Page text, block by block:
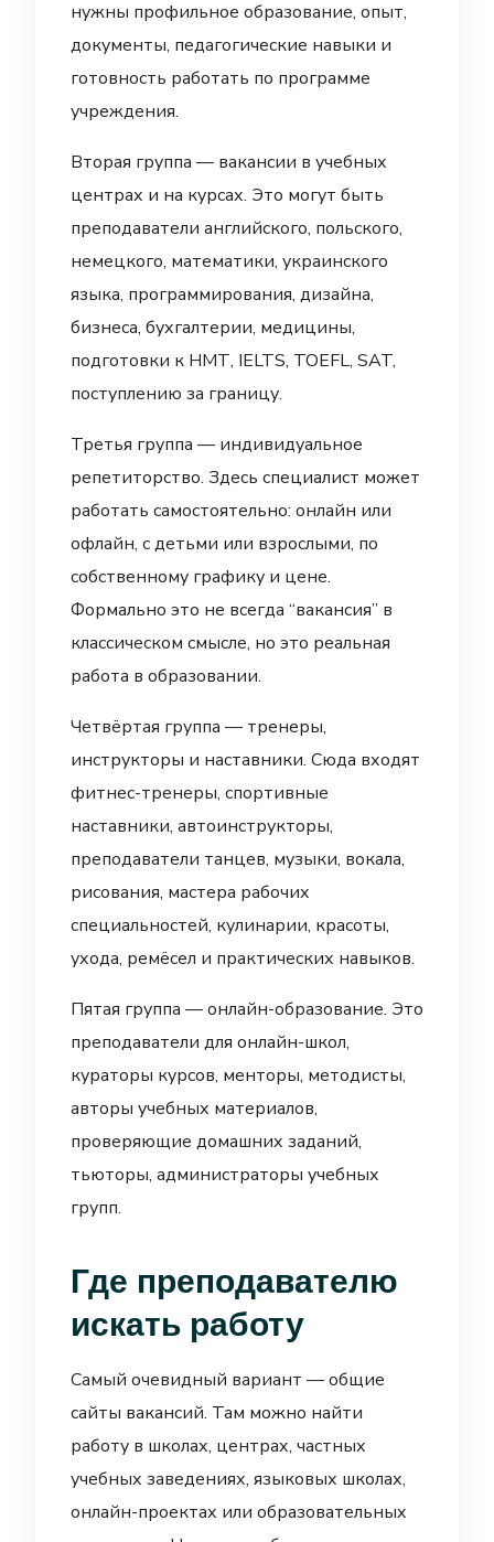
нужны профильное образование, опыт,
документы, педагогические навыки и
готовность работать по программе
учреждения.
Вторая группа — вакансии в учебных
центрах и на курсах. Это могут быть
преподаватели английского, польского,
немецкого, математики, украинского
языка, программирования, дизайна,
бизнеса, бухгалтерии, медицины,
подготовки к НМТ, IELTS, TOEFL, SAT,
поступлению за границу.
Третья группа — индивидуальное
репетиторство. Здесь специалист может
работать самостоятельно: онлайн или
офлайн, с детьми или взрослыми, по
собственному графику и цене.
Формально это не всегда “вакансия” в
классическом смысле, но это реальная
работа в образовании.
Четвёртая группа — тренеры,
инструкторы и наставники. Сюда входят
фитнес-тренеры, спортивные
наставники, автоинструкторы,
преподаватели танцев, музыки, вокала,
рисования, мастера рабочих
специальностей, кулинарии, красоты,
ухода, ремёсел и практических навыков.
Пятая группа — онлайн-образование. Это
преподаватели для онлайн-школ,
кураторы курсов, менторы, методисты,
авторы учебных материалов,
проверяющие домашних заданий,
тьюторы, администраторы учебных
групп.
Где преподавателю
искать работу
Самый очевидный вариант — общие
сайты вакансий. Там можно найти
работу в школах, центрах, частных
учебных заведениях, языковых школах,
онлайн-проектах или образовательных